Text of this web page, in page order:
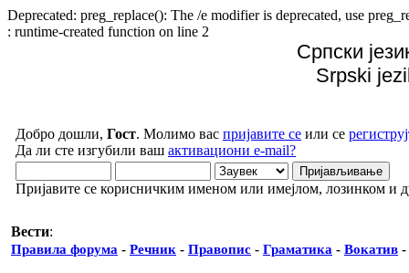
Deprecated: preg_replace(): The /e modifier is deprecated, use
: runtime-created function on line 2
Српски
Srpski
Добро дошли, Гост. Молимо вас пријавите се или се
Да ли сте изгубили ваш активациони e-mail?
Пријавите се корисничким именом или имејлом, лозинком и
Вести:
Правила форума - Речник - Правопис - Граматика - Вокатив -